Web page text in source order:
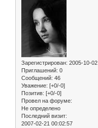
Зарегистрирован: 2005-10-02
Приглашений: 0
Сообщений: 46
Уважение: [+0/-0]
Позитив: [+0/-0]
Провел на форуме:
Не определено
Последний визит:
2007-02-21 00:02:57